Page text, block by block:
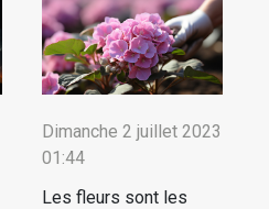
Dimanche 2 juillet 2023
01:44
Les fleurs sont les